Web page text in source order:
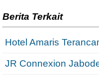
Berita Terkait
Hotel Amaris
JR Connexion